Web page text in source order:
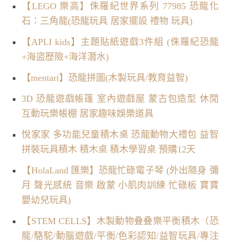
【LEGO 樂高】侏羅紀世界系列 77985 恐龍化
石：三角龍(恐龍玩具 居家擺設 禮物 玩具)
【APLI kids】主題貼紙遊戲3件組 (侏羅紀恐龍
+海盜歷險+海洋潛水)
【mentari】恐龍拼圖(木製玩具/教育益智)
3D 恐龍遊戲帳篷 室內遊戲屋 蒙古包造型 休閒
互動玩樂帳棚 居家趣味娛樂道具
悅家家 多功能兒童積木桌 恐龍動物大禮包 益智
拼裝玩具積木 積木桌 積木學習桌 預購12天
【HolaLand 匯樂】恐龍忙碌電子琴 (外出隨身 彌
月 聲光感統 音樂 啟蒙 小肌肉訓練 忙碌板 寶寶
嬰幼兒玩具)
【STEM CELLS】木製動物叠叠樂平衡積木（恐
龍/駱駝/動腦遊戲/平衡/色彩認知/益智玩具/專注